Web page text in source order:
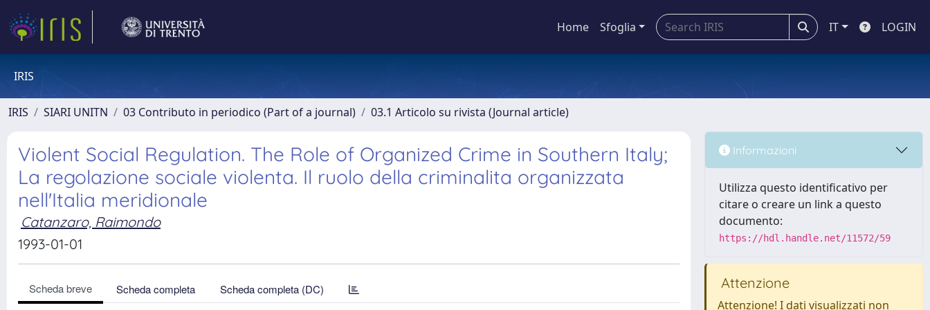
Home Sfoglia IT LOGIN
IRIS
IRIS SIARI UNITN 03 Contributo in periodico (Part of a journal) 03.1 Articolo su rivista (Journal article)
Violent Social Regulation. The Role of Organized Crime in Southern Italy;
La regolazione sociale violenta. Il ruolo della criminalita organizzata
nell'Italia meridionale
Catanzaro, Raimondo
1993-01-01
Scheda breve Scheda completa Scheda completa (DC)
Informazioni
Utilizza questo identificativo per
citare o creare un link a questo
documento:
https://hdl.handle.net/11572/59
Attenzione
Attenzione! I dati visualizzati non